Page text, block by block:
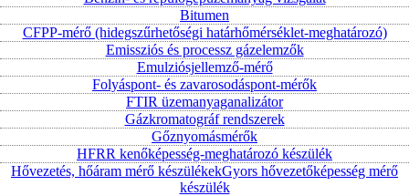
Bitumen
CFPP-mérő (hidegszűrhetőségi határhőmérséklet-meghatározó)
Emissziós és processz gázelemzők
Emulziósjellemző-mérő
Folyáspont- és zavarosodáspont-mérők
FTIR üzemanyaganalizátor
Gázkromatográf rendszerek
Gőznyomásmérők
HFRR kenőképesség-meghatározó készülék
Hővezetés, hőáram mérő készülékekGyors hővezetőképesség mérő
készülék